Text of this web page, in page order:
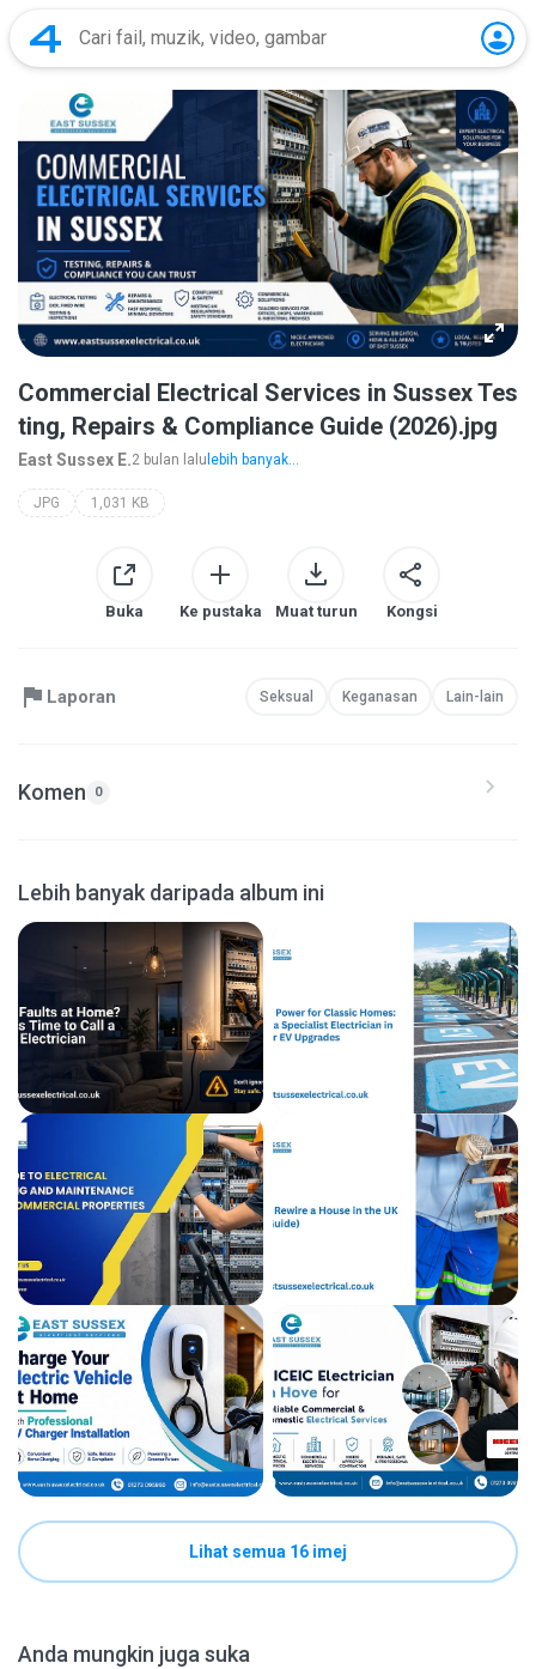
Commercial Electrical Services in Sussex Tes
ting, Repairs & Compliance Guide (2026).jpg
East Sussex E.2 bulan lalu lebih banyak...
JPG 1,031 KB
Buka Ke pustaka Muat turun Kongsi
Laporan Seksual Keganasan Lain-lain
Komen 0
Lebih banyak daripada album ini
Lihat semua 16 imej
Anda mungkin juga suka